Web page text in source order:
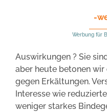
-
Werbung für
Auswirkungen ? Sie
aber heute betonen
gegen Erkältungen.
Interesse wie
weniger starkes